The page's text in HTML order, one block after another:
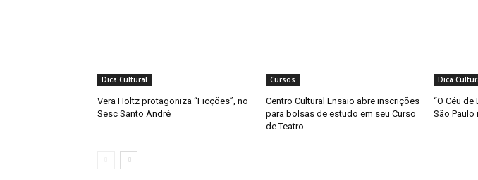
Dica Cultural
Vera Holtz protagoniza “Ficções”, no
Sesc Santo André
Cursos
Centro Cultural Ensaio abre inscrições
para bolsas de estudo em seu Curso
de Teatro
Dica
“O Céu de
São Paulo